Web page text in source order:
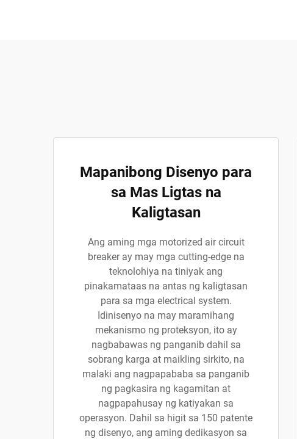
Mapanibong Disenyo para
sa Mas Ligtas na
Kaligtasan
Ang aming mga motorized air circuit
breaker ay may mga cutting-edge na
teknolohiya na tiniyak ang
pinakamataas na antas ng kaligtasan
para sa mga electrical system.
Idinisenyo na may maramihang
mekanismo ng proteksyon, ito ay
nagbabawas ng panganib dahil sa
sobrang karga at maikling sirkito, na
malaki ang nagpapababa sa panganib
ng pagkasira ng kagamitan at
nagpapahusay ng katiyakan sa
operasyon. Dahil sa higit sa 150 patente
ng disenyo, ang aming dedikasyon sa